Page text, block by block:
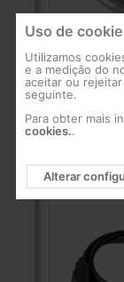
rede
Uso de
Utilizamos
e a medição do
aceitar ou
seguinte.
Para obter mais
cookies..
Alterar